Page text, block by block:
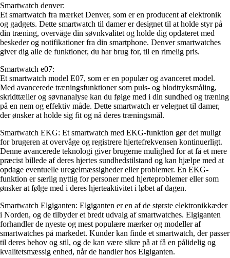
Smartwatch denver:
Et smartwatch fra mærket Denver, som er en producent af elektronik
og gadgets. Dette smartwatch til damer er designet til at holde styr på
din træning, overvåge din søvnkvalitet og holde dig opdateret med
beskeder og notifikationer fra din smartphone. Denver smartwatches
giver dig alle de funktioner, du har brug for, til en rimelig pris.
Smartwatch e07:
Et smartwatch model E07, som er en populær og avanceret model.
Med avancerede træningsfunktioner som puls- og blodtryksmåling,
skridttæller og søvnanalyse kan du følge med i din sundhed og træning
på en nem og effektiv måde. Dette smartwatch er velegnet til damer,
der ønsker at holde sig fit og nå deres træningsmål.
Smartwatch EKG: Et smartwatch med EKG-funktion gør det muligt
for brugeren at overvåge og registrere hjertefrekvensen kontinuerligt.
Denne avancerede teknologi giver brugerne mulighed for at få et mere
præcist billede af deres hjertes sundhedstilstand og kan hjælpe med at
opdage eventuelle uregelmæssigheder eller problemer. En EKG-
funktion er særlig nyttig for personer med hjerteproblemer eller som
ønsker at følge med i deres hjerteaktivitet i løbet af dagen.
Smartwatch Elgiganten: Elgiganten er en af ​​de største elektronikkæder
i Norden, og de tilbyder et bredt udvalg af smartwatches. Elgiganten
forhandler de nyeste og mest populære mærker og modeller af
smartwatches på markedet. Kunder kan finde et smartwatch, der passer
til deres behov og stil, og de kan være sikre på at få en pålidelig og
kvalitetsmæssig enhed, når de handler hos Elgiganten.